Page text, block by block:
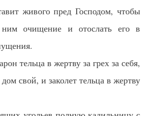
живого пред Господом, чтобы
очищение и отослать его в
тельца в жертву за грех за себя,
свой, и заколет тельца в жертву